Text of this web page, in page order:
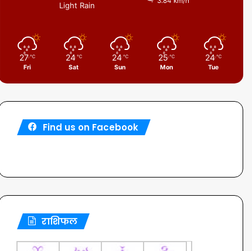
Light Rain
27 ℃
Fri
24 ℃
Sat
24 ℃
Sun
25 ℃
Mon
24 ℃
Tue
Find us on Facebook
राशिफल